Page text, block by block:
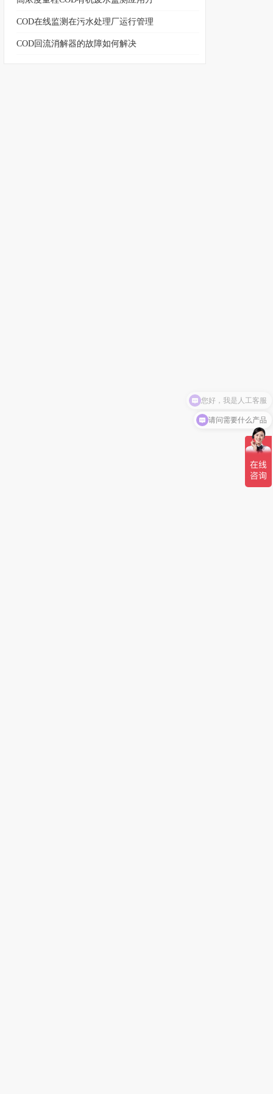
COD在线监测在污水处理厂运行管理
COD回流消解器的故障如何解决
请问需要什么产品